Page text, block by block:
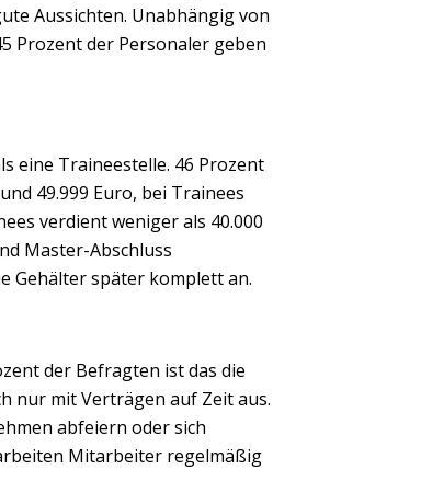
Aussichten. Unabhängig von
Prozent der Personaler geben
eine Traineestelle. 46 Prozent
49.999 Euro, bei Trainees
verdient weniger als 40.000
Master-Abschluss
Gehälter später komplett an.
der Befragten ist das die
nur mit Verträgen auf Zeit aus.
abfeiern oder sich
Mitarbeiter regelmäßig